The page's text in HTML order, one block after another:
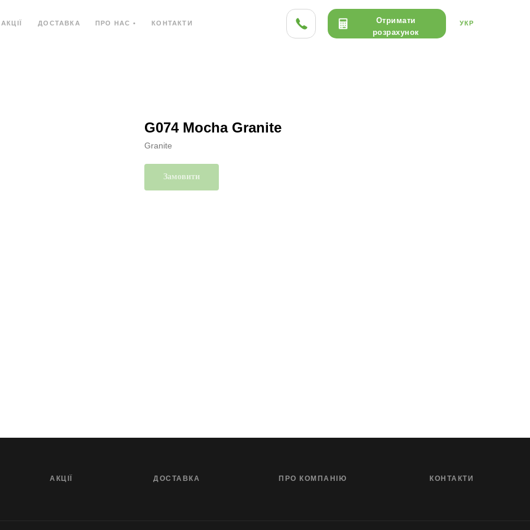
АКЦІЇ ДОСТАВКА ПРО НАС • КОНТАКТИ УКР
Отримати
розрахунок
G074 Mocha Granite
Granite
Замовити
АКЦІЇ ДОСТАВКА ПРО КОМПАНІЮ КОНТАКТИ